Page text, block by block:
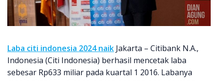
Laba citi indonesia 2024 naik Jakarta – Citibank N.A.,
Indonesia (Citi Indonesia) berhasil mencetak laba
sebesar Rp633 miliar pada kuartal 1 2016. Labanya